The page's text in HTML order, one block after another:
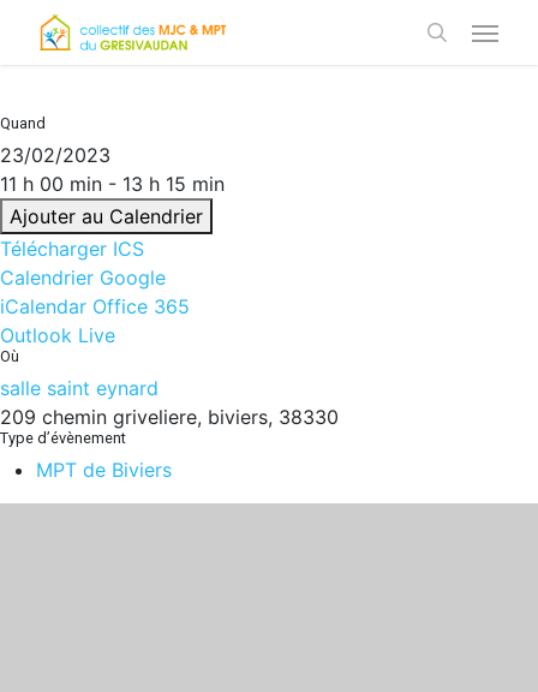
Quand
23/02/2023
11 h 00 min - 13 h 15 min
Ajouter au Calendrier
Télécharger ICS
Calendrier Google
iCalendar Office 365
Outlook Live
Où
salle saint eynard
209 chemin griveliere, biviers, 38330
Type d’évènement
MPT de Biviers